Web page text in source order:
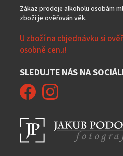
Zákaz prodeje alkoholu osobám
zboží je ověřován věk.
U zboží na objednávku si
osobně cenu!
SLEDUJTE NÁS NA